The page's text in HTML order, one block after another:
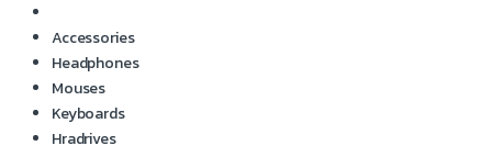
Accessories
Headphones
Mouses
Keyboards
Hradrives